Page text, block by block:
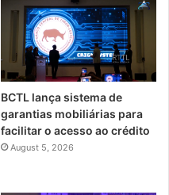
BCTL lança sistema de
garantias mobiliárias para
facilitar o acesso ao crédito
August 5, 2026